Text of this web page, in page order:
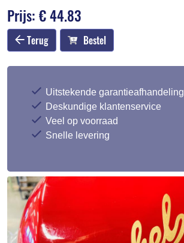
Prijs: € 44.83
Terug Bestel
Uitstekende garantieafhandeling
Deskundige klantenservice
Veel op voorraad
Snelle levering